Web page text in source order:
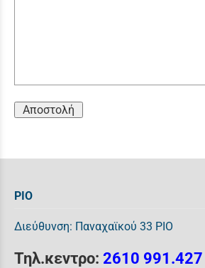
Αποστολή
ΡΙΟ
Διεύθυνση: Παναχαϊκού 33 ΡΙΟ
Τηλ.κεντρο: 2610 991.427